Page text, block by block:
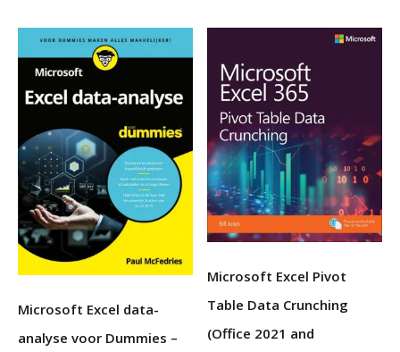
Microsoft Excel data-
analyse voor Dummies –
Microsoft Excel Pivot
Table Data Crunching
(Office 2021 and